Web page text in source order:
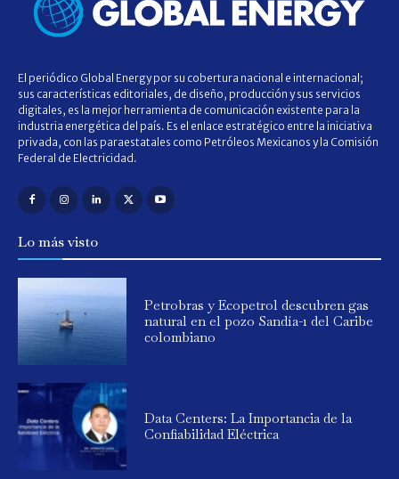
El periódico Global Energy por su cobertura nacional e internacional;
sus características editoriales, de diseño, producción y sus servicios
digitales, es la mejor herramienta de comunicación existente para la
industria energética del país. Es el enlace estratégico entre la iniciativa
privada, con las paraestatales como Petróleos Mexicanos y la Comisión
Federal de Electricidad.
Lo más visto
Petrobras y Ecopetrol descubren gas
natural en el pozo Sandía-1 del Caribe
colombiano
Data Centers: La Importancia de la
Confiabilidad Eléctrica